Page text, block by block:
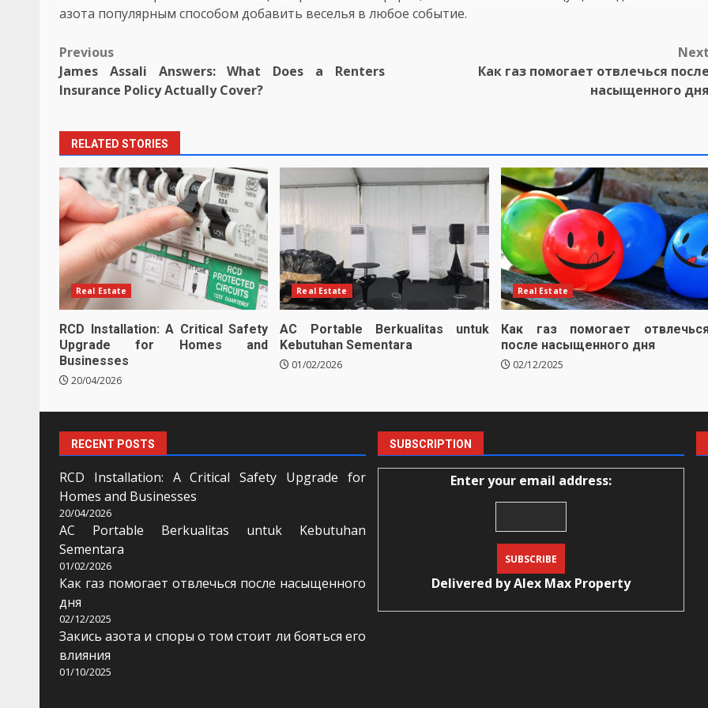
азота популярным способом добавить веселья в любое событие.
Post
navigation
Previous
James Assali Answers: What Does a Renters
Insurance Policy Actually Cover?
Next
Как газ помогает отвлечься после
насыщенного дня
RELATED STORIES
Real Estate
RCD Installation: A Critical Safety
Upgrade for Homes and
Businesses
20/04/2026
Real Estate
AC Portable Berkualitas untuk
Kebutuhan Sementara
01/02/2026
Real Estate
Как газ помогает
после насыщенного дня
02/12/2025
RECENT POSTS
RCD Installation: A Critical Safety Upgrade for
Homes and Businesses
20/04/2026
AC Portable Berkualitas untuk Kebutuhan
Sementara
01/02/2026
Как газ помогает отвлечься после насыщенного
дня
02/12/2025
Закись азота и споры о том стоит ли бояться его
влияния
01/10/2025
SUBSCRIPTION
Enter your email address:
Delivered byAlex Max Property